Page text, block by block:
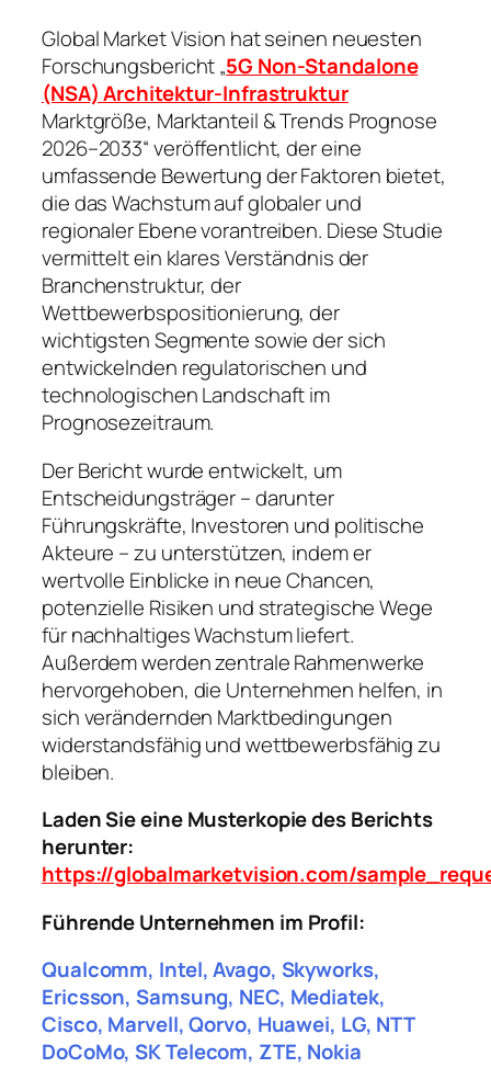
Global Market Vision hat seinen neuesten
Forschungsbericht „5G Non-Standalone
(NSA) Architektur-Infrastruktur
Marktgröße, Marktanteil & Trends Prognose
2026–2033“ veröffentlicht, der eine
umfassende Bewertung der Faktoren bietet,
die das Wachstum auf globaler und
regionaler Ebene vorantreiben. Diese Studie
vermittelt ein klares Verständnis der
Branchenstruktur, der
Wettbewerbspositionierung, der
wichtigsten Segmente sowie der sich
entwickelnden regulatorischen und
technologischen Landschaft im
Prognosezeitraum.
Der Bericht wurde entwickelt, um
Entscheidungsträger – darunter
Führungskräfte, Investoren und politische
Akteure – zu unterstützen, indem er
wertvolle Einblicke in neue Chancen,
potenzielle Risiken und strategische Wege
für nachhaltiges Wachstum liefert.
Außerdem werden zentrale Rahmenwerke
hervorgehoben, die Unternehmen helfen, in
sich verändernden Marktbedingungen
widerstandsfähig und wettbewerbsfähig zu
bleiben.
Laden Sie eine Musterkopie des Berichts
herunter:
https://globalmarketvision.com/
Führende Unternehmen im Profil:
Qualcomm, Intel, Avago, Skyworks,
Ericsson, Samsung, NEC, Mediatek,
Cisco, Marvell, Qorvo, Huawei, LG, NTT
DoCoMo, SK Telecom, ZTE, Nokia